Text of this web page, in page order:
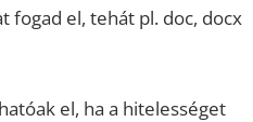
el, tehát pl. doc, docx
el, ha a hitelességet